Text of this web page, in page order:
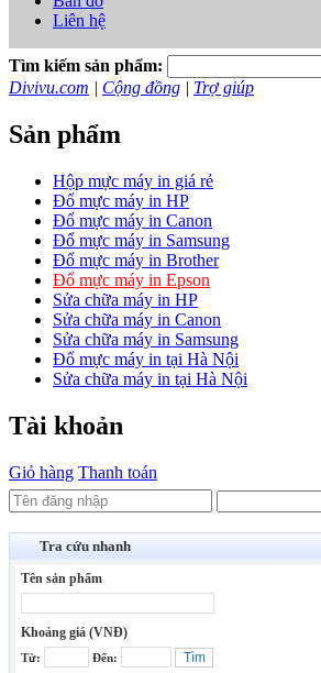
Liên hệ
Tìm kiếm sản phẩm:
Divivu.com | Cộng đồng | Trợ giúp
Sản phẩm
Hộp mực máy in giá rẻ
Đổ mực máy in HP
Đổ mực máy in Canon
Đổ mực máy in Samsung
Đổ mực máy in Brother
Đổ mực máy in Epson
Sửa chữa máy in HP
Sửa chữa máy in Canon
Sửa chữa máy in Samsung
Đổ mực máy in tại Hà Nội
Sửa chữa máy in tại Hà Nội
Tài khoản
Giỏ hàng Thanh toán
Tra cứu nhanh
Tên sản phẩm
Khoảng giá (VNĐ)
Từ: Đến: